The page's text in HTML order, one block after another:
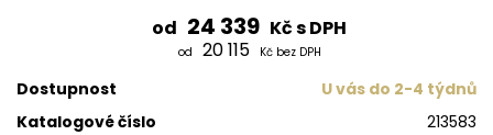
od 24 339 Kč s DPH
od 20 115 Kč bez DPH
Dostupnost
U vás do 2-4 týdnů
Katalogové číslo
213583